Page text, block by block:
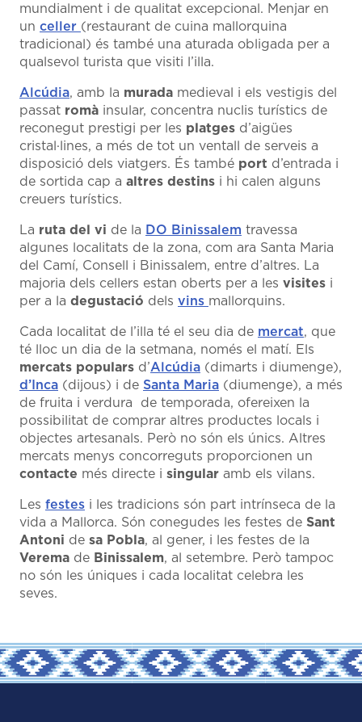
mundialment i de qualitat excepcional. Menjar en
un celler (restaurant de cuina mallorquina
tradicional) és també una aturada obligada per a
qualsevol turista que visiti l’illa.
Alcúdia, amb la murada medieval i els vestigis del
passat romà insular, concentra nuclis turístics de
reconegut prestigi per les platges d’aigües
cristal·lines, a més de tot un ventall de serveis a
disposició dels viatgers. És també port d’entrada i
de sortida cap a altres destins i hi calen alguns
creuers turístics.
La ruta del vi de la DO Binissalem travessa
algunes localitats de la zona, com ara Santa Maria
del Camí, Consell i Binissalem, entre d’altres. La
majoria dels cellers estan oberts per a les visites i
per a la degustació dels vins mallorquins.
Cada localitat de l’illa té el seu dia de mercat, que
té lloc un dia de la setmana, només el matí. Els
mercats populars d’Alcúdia (dimarts i diumenge),
d’Inca (dijous) i de Santa Maria (diumenge), a més
de fruita i verdura de temporada, ofereixen la
possibilitat de comprar altres productes locals i
objectes artesanals. Però no són els únics. Altres
mercats menys concorreguts proporcionen un
contacte més directe i singular amb els vilans.
Les festes i les tradicions són part intrínseca de la
vida a Mallorca. Són conegudes les festes de Sant
Antoni de sa Pobla, al gener, i les festes de la
Verema de Binissalem, al setembre. Però tampoc
no són les úniques i cada localitat celebra les
seves.